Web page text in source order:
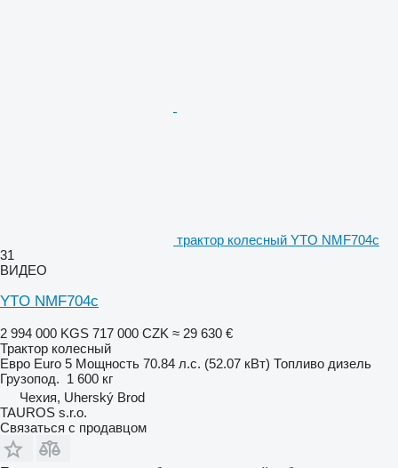
трактор колесный YTO NMF704c
31
ВИДЕО
YTO NMF704c
2 994 000 KGS 717 000 CZK ≈ 29 630 €
Трактор колесный
Евро Euro 5 Мощность 70.84 л.с. (52.07 кВт) Топливо дизель
Грузопод. 1 600 кг
Чехия, Uherský Brod
TAUROS s.r.o.
Связаться с продавцом